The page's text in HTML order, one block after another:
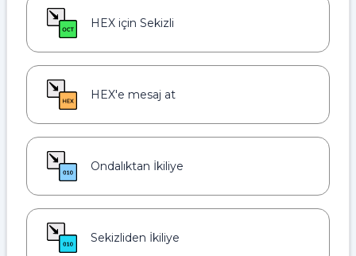
HEX için Sekizli
HEX'e mesaj at
Ondalıktan İkiliye
Sekizliden İkiliye